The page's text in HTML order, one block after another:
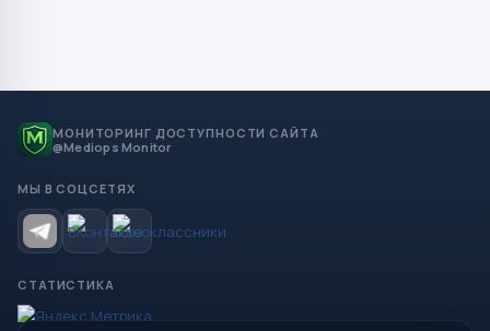
МОНИТОРИНГ ДОСТУПНОСТИ САЙТА
@Mediops Monitor
МЫ В СОЦСЕТЯХ
СТАТИСТИКА